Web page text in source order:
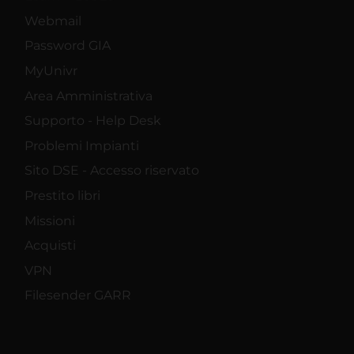
Webmail
Password GIA
MyUnivr
Area Amministrativa
Supporto - Help Desk
Problemi Impianti
Sito DSE - Accesso riservato
Prestito libri
Missioni
Acquisti
VPN
Filesender GARR